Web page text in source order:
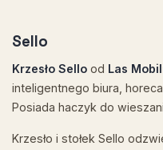
Sello
Krzesło Sello od Las
inteligentnego biura,
Posiada haczyk do
Krzesło i stołek Sello